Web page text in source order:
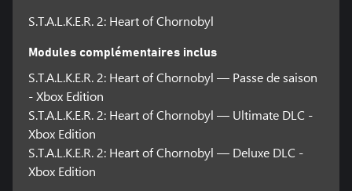
S.T.A.L.K.E.R. 2: Heart of Chornobyl
Modules complémentaires inclus
S.T.A.L.K.E.R. 2: Heart of Chornobyl — Passe de saison
- Xbox Edition
S.T.A.L.K.E.R. 2: Heart of Chornobyl — Ultimate DLC -
Xbox Edition
S.T.A.L.K.E.R. 2: Heart of Chornobyl — Deluxe DLC -
Xbox Edition